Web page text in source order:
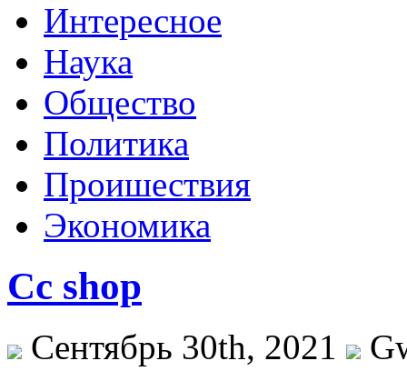
Интересное
Наука
Общество
Политика
Проишествия
Экономика
Cc shop
Сентябрь 30th, 2021